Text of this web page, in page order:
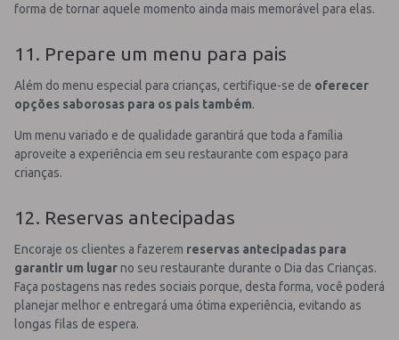
forma de tornar aquele momento ainda mais memorável para elas.
11. Prepare um menu para pais
Além do menu especial para crianças, certifique-se de oferecer
opções saborosas para os pais também.
Um menu variado e de qualidade garantirá que toda a família
aproveite a experiência em seu restaurante com espaço para
crianças.
12. Reservas antecipadas
Encoraje os clientes a fazerem reservas antecipadas para
garantir um lugarno seu restaurante durante o Dia das Crianças.
Faça postagens nas redes sociais porque, desta forma, você poderá
planejar melhor e entregará uma ótima experiência, evitando as
longas filas de espera.